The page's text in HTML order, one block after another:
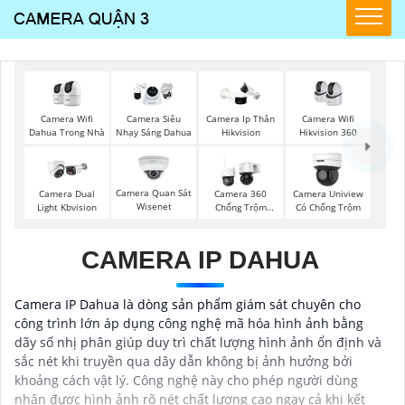
Camera Wifi
Dahua Trong Nhà
Camera Siêu
Nhạy Sáng Dahua
Camera Ip Thân
Hikvision
Camera Wifi
Hikvision 360
Camera Dual
Light Kbvision
Camera Quan Sát
Wisenet
Camera 360
Chống Trộm
Camera Uniview
Có Chống Trộm
CAMERA IP DAHUA
Camera IP Dahua là dòng sản phẩm giám sát chuyên cho
công trình lớn áp dụng công nghệ mã hóa hình ảnh bằng
dãy số nhị phân giúp duy trì chất lượng hình ảnh ổn định và
sắc nét khi truyền qua dây dẫn không bị ảnh hưởng bởi
khoảng cách vật lý. Công nghệ này cho phép người dùng
nhận được hình ảnh rõ nét chất lượng cao ngay cả khi kết